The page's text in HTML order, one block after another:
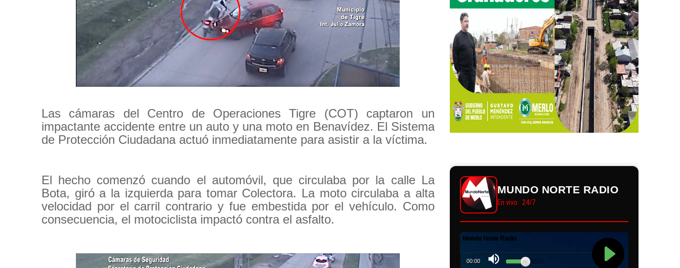
Las cámaras del Centro de Operaciones Tigre (COT) captaron un
impactante accidente entre un auto y una moto en Benavídez. El Sistema
de Protección Ciudadana actuó inmediatamente para asistir a la víctima.
El hecho comenzó cuando el automóvil, que circulaba por la calle La
Bota, giró a la izquierda para tomar Colectora. La moto circulaba a alta
velocidad por el carril contrario y fue embestida por el vehículo. Como
consecuencia, el motociclista impactó contra el asfalto.
MUNDO NORTE RADIO
En vivo · 24/7